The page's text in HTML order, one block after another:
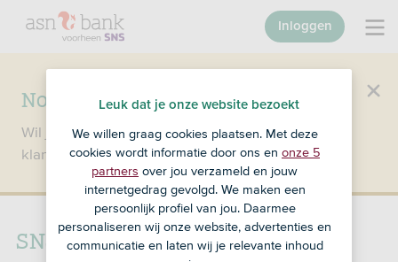
Nog geen klant bij SNS?
Wil je een product openen en ben je nog geen
klant bij SNS? Ga dan naar ASN Bank .
Inloggen
SNS Compleet openen
Leuk dat je onze website bezoekt
We willen graag cookies plaatsen. Met deze
cookies wordt informatie door ons en onze 5
partners over jou verzameld en jouw
internetgedrag gevolgd. We maken een
persoonlijk profiel van jou. Daarmee
personaliseren wij onze website, advertenties en
communicatie en laten wij je relevante inhoud